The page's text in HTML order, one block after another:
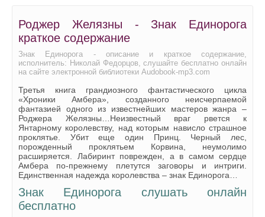
Роджер Желязны - Знак Единорога
краткое содержание
Знак Единорога - описание и краткое содержание,
исполнитель: Николай Федорцов, слушайте бесплатно онлайн
на сайте электронной библиотеки Audobook-mp3.com
Третья книга грандиозного фантастического цикла
«Хроники Амбера», созданного неисчерпаемой
фантазией одного из известнейших мастеров жанра –
Роджера Желязны…Неизвестный враг рвется к
Янтарному королевству, над которым нависло страшное
проклятье. Убит еще один Принц. Черный лес,
порожденный проклятьем Корвина, неумолимо
расширяется. Лабиринт поврежден, а в самом сердце
Амбера по-прежнему плетутся заговоры и интриги.
Единственная надежда королевства – знак Единорога…
Знак Единорога слушать онлайн
бесплатно